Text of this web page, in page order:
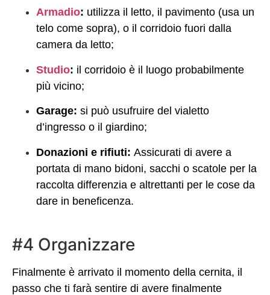
Armadio: utilizza il letto, il pavimento (usa un
telo come sopra), o il corridoio fuori dalla
camera da letto;
Studio: il corridoio è il luogo probabilmente
più vicino;
Garage: si può usufruire del vialetto
d’ingresso o il giardino;
Donazioni e rifiuti: Assicurati di avere a
portata di mano bidoni, sacchi o scatole per la
raccolta differenzia e altrettanti per le cose da
dare in beneficenza.
#4 Organizzare
Finalmente è arrivato il momento della cernita, il
passo che ti farà sentire di avere finalmente